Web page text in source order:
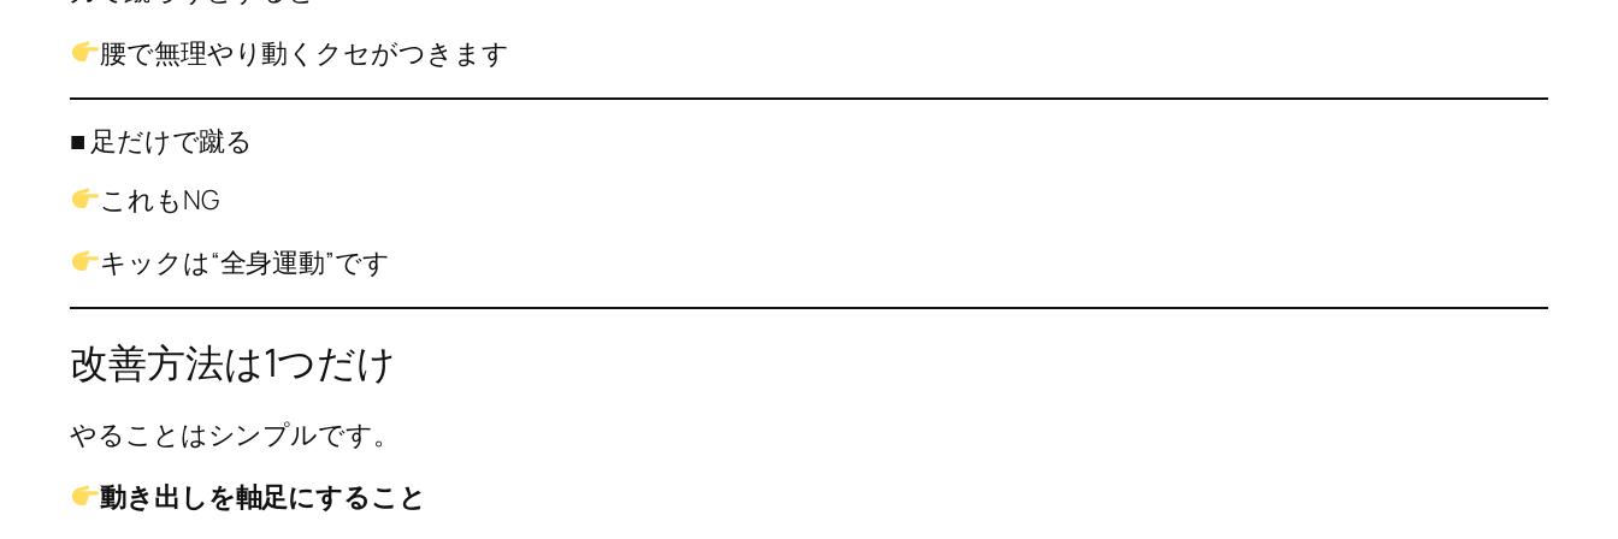
腰で無理やり動くクセがつきます
■ 足だけで蹴る
これもNG
キックは“全身運動”です
改善方法は1つだけ
やることはシンプルです。
動き出しを軸足にすること